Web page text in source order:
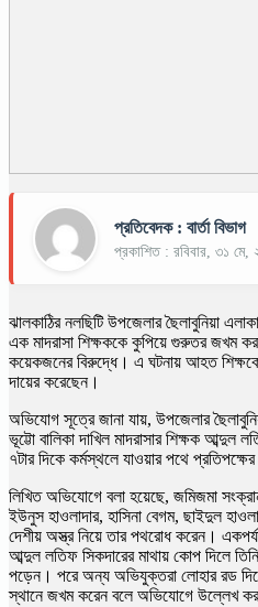
প্রতিবেদক : বার্তা বিভাগ
প্রকাশিত : রবিবার, ৩১ মে,
ঝালকাঠির নলছিটি উপজেলার ছৈলাবুনিয়া
এক মাদরাসা শিক্ষককে কুপিয়ে গুরুতর জখম
কয়েকজনের বিরুদ্ধে। এ ঘটনায় আহত
দায়ের করেছেন।
অভিযোগ সূত্রে জানা যায়, উপজেলার
ভূট্টো বালিকা দাখিল মাদরাসার শিক্ষক
৭টার দিকে কর্মস্থলে যাওয়ার পথে
লিখিত অভিযোগে বলা হয়েছে, জমিজমা
ইউনুস হাওলাদার, হাসিনা বেগম, ছাইদুল
দেশীয় অস্ত্র নিয়ে তার পথরোধ করেন।
আব্দুল লতিফ সিকদারের মাথায় কোপ দিলে
পড়েন। পরে অন্য অভিযুক্তরা লোহার রড
স্থানে জখম করেন বলে অভিযোগে উল্লেখ